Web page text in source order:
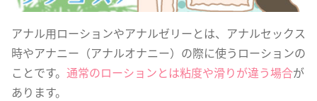
アナル用ローションやアナルゼリーとは、アナルセックス
時やアナニー（アナルオナニー）の際に使うローションの
ことです。 通常のローションとは粘度や滑りが違う場合が
あります。